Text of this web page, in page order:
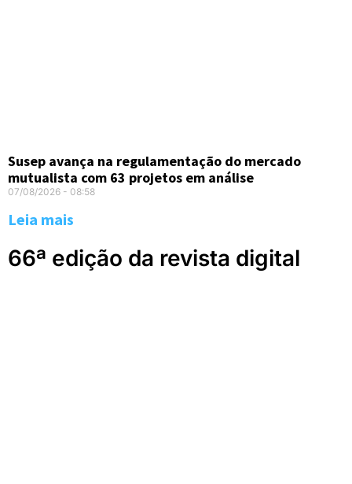
Susep avança na regulamentação do mercado
mutualista com 63 projetos em análise
07/08/2026 08:58
Leia mais
66ª edição da revista digital